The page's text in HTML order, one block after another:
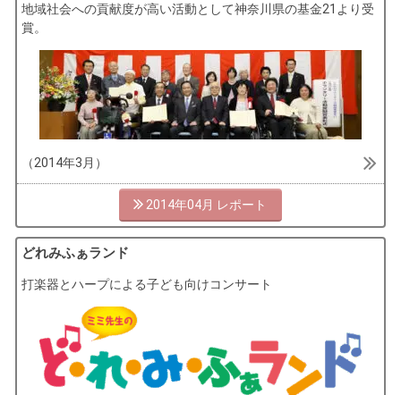
地域社会への貢献度が高い活動として神奈川県の基金21より受
賞。
（2014年3月）
2014年04月
どれみふぁランド
打楽器とハープによる子ども向けコンサート